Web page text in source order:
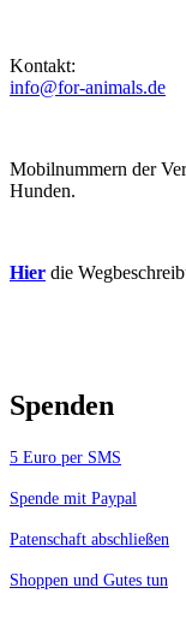
Kontakt:
info@for-animals.de
Mobilnummern der
Hunden.
Hier die
Spenden
5 Euro per SMS
Spende mit Paypal
Patenschaft abschließen
Shoppen und Gutes tun